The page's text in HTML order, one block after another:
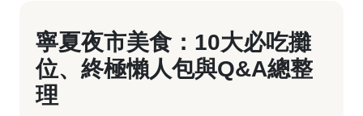
寧夏夜市美食：10大必吃攤
位、終極懶人包與Q&A總整
理